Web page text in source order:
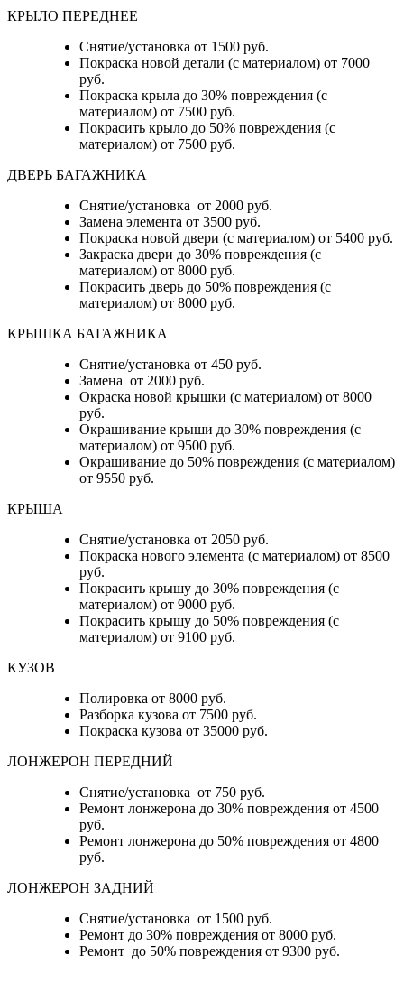
КРЫЛО ПЕРЕДНЕЕ
Снятие/установка от 1500 руб.
Покраска новой детали (с материалом) от 7000
руб.
Покраска крыла до 30% повреждения (с
материалом) от 7500 руб.
Покрасить крыло до 50% повреждения (с
материалом) от 7500 руб.
ДВЕРЬ БАГАЖНИКА
Снятие/установка от 2000 руб.
Замена элемента от 3500 руб.
Покраска новой двери (с материалом) от 5400 руб.
Закраска двери до 30% повреждения (с
материалом) от 8000 руб.
Покрасить дверь до 50% повреждения (с
материалом) от 8000 руб.
КРЫШКА БАГАЖНИКА
Снятие/установка от 450 руб.
Замена от 2000 руб.
Окраска новой крышки (с материалом) от 8000
руб.
Окрашивание крыши до 30% повреждения (с
материалом) от 9500 руб.
Окрашивание до 50% повреждения (с материалом)
от 9550 руб.
КРЫША
Снятие/установка от 2050 руб.
Покраска нового элемента (с материалом) от 8500
руб.
Покрасить крышу до 30% повреждения (с
материалом) от 9000 руб.
Покрасить крышу до 50% повреждения (с
материалом) от 9100 руб.
КУЗОВ
Полировка от 8000 руб.
Разборка кузова от 7500 руб.
Покраска кузова от 35000 руб.
ЛОНЖЕРОН ПЕРЕДНИЙ
Снятие/установка от 750 руб.
Ремонт лонжерона до 30% повреждения от 4500
руб.
Ремонт лонжерона до 50% повреждения от 4800
руб.
ЛОНЖЕРОН ЗАДНИЙ
Снятие/установка от 1500 руб.
Ремонт до 30% повреждения от 8000 руб.
Ремонт до 50% повреждения от 9300 руб.